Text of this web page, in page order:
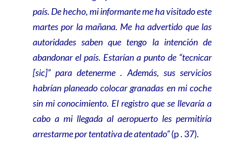
país. De hecho, mi informante me ha visitado este
martes por la mañana. Me ha advertido que las
autoridades saben que tengo la intención de
abandonar el país. Estarían a punto de “tecnicar
[sic]” para detenerme . Además, sus servicios
habrían planeado colocar granadas en mi coche
sin mi conocimiento. El registro que se llevaría a
cabo a mi llegada al aeropuerto les permitiría
arrestarme por tentativa de atentado”(p . 37).